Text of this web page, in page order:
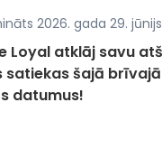
2026. gada 29.
Loyal atklāj savu
satiekas šajā
datumus!